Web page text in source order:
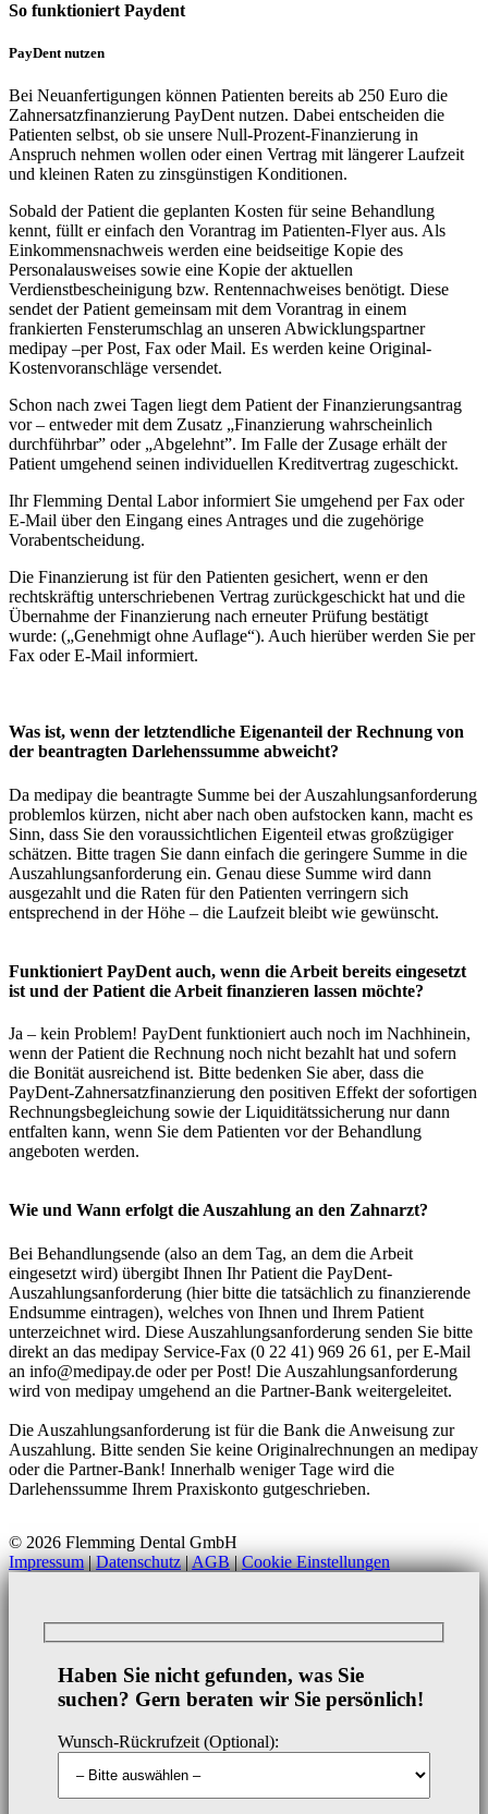
So funktioniert Paydent
PayDent nutzen
Bei Neuanfertigungen können Patienten bereits ab 250 Euro die
Zahnersatzfinanzierung PayDent nutzen. Dabei entscheiden die
Patienten selbst, ob sie unsere Null-Prozent-Finanzierung in
Anspruch nehmen wollen oder einen Vertrag mit längerer Laufzeit
und kleinen Raten zu zinsgünstigen Konditionen.
Sobald der Patient die geplanten Kosten für seine Behandlung
kennt, füllt er einfach den Vorantrag im Patienten-Flyer aus. Als
Einkommensnachweis werden eine beidseitige Kopie des
Personalausweises sowie eine Kopie der aktuellen
Verdienstbescheinigung bzw. Rentennachweises benötigt. Diese
sendet der Patient gemeinsam mit dem Vorantrag in einem
frankierten Fensterumschlag an unseren Abwicklungspartner
medipay –per Post, Fax oder Mail. Es werden keine Original-
Kostenvoranschläge versendet.
Schon nach zwei Tagen liegt dem Patient der Finanzierungsantrag
vor – entweder mit dem Zusatz „Finanzierung wahrscheinlich
durchführbar” oder „Abgelehnt”. Im Falle der Zusage erhält der
Patient umgehend seinen individuellen Kreditvertrag zugeschickt.
Ihr Flemming Dental Labor informiert Sie umgehend per Fax oder
E-Mail über den Eingang eines Antrages und die zugehörige
Vorabentscheidung.
Die Finanzierung ist für den Patienten gesichert, wenn er den
rechtskräftig unterschriebenen Vertrag zurückgeschickt hat und die
Übernahme der Finanzierung nach erneuter Prüfung bestätigt
wurde: („Genehmigt ohne Auflage“). Auch hierüber werden Sie per
Fax oder E-Mail informiert.
Was ist, wenn der letztendliche Eigenanteil der Rechnung von
der beantragten Darlehenssumme abweicht?
Da medipay die beantragte Summe bei der Auszahlungsanforderung
problemlos kürzen, nicht aber nach oben aufstocken kann, macht es
Sinn, dass Sie den voraussichtlichen Eigenteil etwas großzügiger
schätzen. Bitte tragen Sie dann einfach die geringere Summe in die
Auszahlungsanforderung ein. Genau diese Summe wird dann
ausgezahlt und die Raten für den Patienten verringern sich
entsprechend in der Höhe – die Laufzeit bleibt wie gewünscht.
Funktioniert PayDent auch, wenn die Arbeit bereits eingesetzt
ist und der Patient die Arbeit finanzieren lassen möchte?
Ja – kein Problem! PayDent funktioniert auch noch im Nachhinein,
wenn der Patient die Rechnung noch nicht bezahlt hat und sofern
die Bonität ausreichend ist. Bitte bedenken Sie aber, dass die
PayDent-Zahnersatzfinanzierung den positiven Effekt der sofortigen
Rechnungsbegleichung sowie der Liquiditätssicherung nur dann
entfalten kann, wenn Sie dem Patienten vor der Behandlung
angeboten werden.
Wie und Wann erfolgt die Auszahlung an den Zahnarzt?
Bei Behandlungsende (also an dem Tag, an dem die Arbeit
eingesetzt wird) übergibt Ihnen Ihr Patient die PayDent-
Auszahlungsanforderung (hier bitte die tatsächlich zu finanzierende
Endsumme eintragen), welches von Ihnen und Ihrem Patient
unterzeichnet wird. Diese Auszahlungsanforderung senden Sie bitte
direkt an das medipay Service-Fax (0 22 41) 969 26 61, per E-Mail
an info@medipay.de oder per Post! Die Auszahlungsanforderung
wird von medipay umgehend an die Partner-Bank weitergeleitet.
Die Auszahlungsanforderung ist für die Bank die Anweisung zur
Auszahlung. Bitte senden Sie keine Originalrechnungen an medipay
oder die Partner-Bank! Innerhalb weniger Tage wird die
Darlehenssumme Ihrem Praxiskonto gutgeschrieben.
© 2026 Flemming Dental GmbH
Impressum|Datenschutz|AGB|Cookie Einstellungen
Haben Sie nicht gefunden, was Sie
suchen? Gern beraten wir Sie persönlich!
Wunsch-Rückrufzeit (Optional):